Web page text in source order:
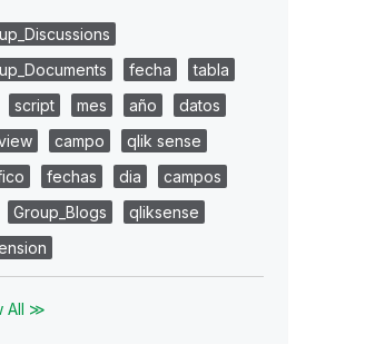
fecha
tabla
script mes año
datos
campo
qlik sense
fechas dia
campos
Group_Blogs
qliksense
All ≫